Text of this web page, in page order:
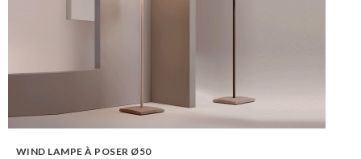
WIND LAMPE À POSER Ø50